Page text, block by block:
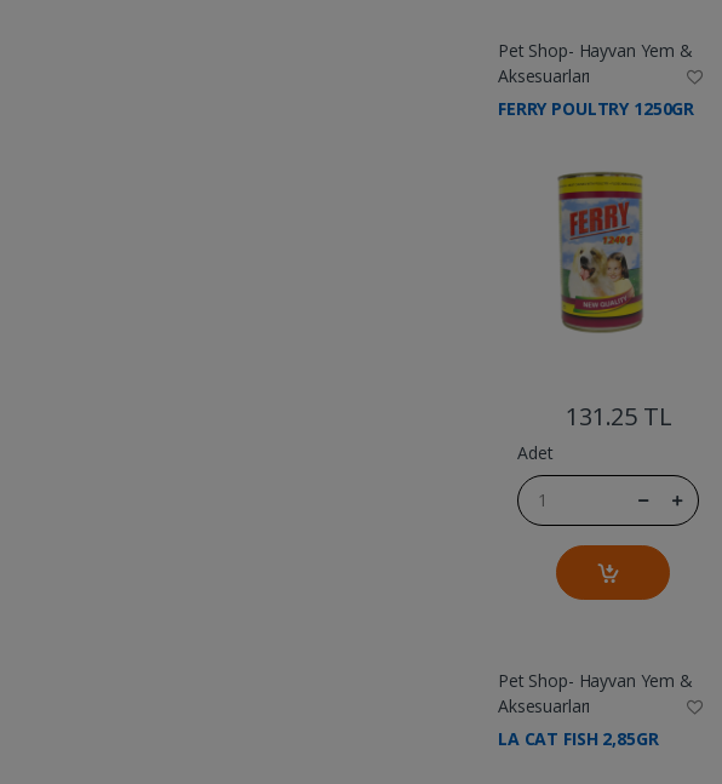
Pet Shop- Hayvan Yem &
Aksesuarları
FERRY POULTRY 1250GR
131.25 TL
Adet
Pet Shop- Hayvan Yem &
Aksesuarları
LA CAT FISH 2,85GR